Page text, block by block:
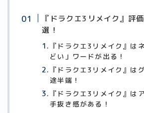
『ドラクエ3リメイク』評
選！
『ドラクエ3リメイク』は
どい」ワードが出る！
『ドラクエ3リメイク』は
途半端！
『ドラクエ3リメイク』は
手抜き感がある！